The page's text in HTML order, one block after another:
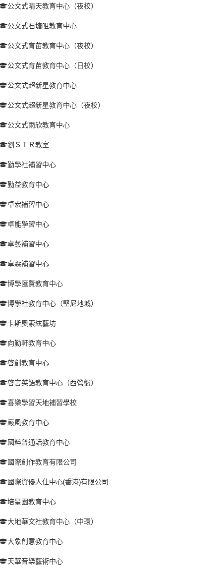
公文式晴天教育中心（夜校）
公文式石塘咀教育中心
公文式育苗教育中心（夜校）
公文式育苗教育中心（日校）
公文式超新星教育中心
公文式超新星教育中心（夜校）
公文式雨欣教育中心
劉ＳＩＲ教室
勤學社補習中心
勤益教育中心
卓宏補習中心
卓能學習中心
卓藝補習中心
卓霖補習中心
博學匯賢教育中心
博學社教育中心（堅尼地城）
卡斯奧索絃藝坊
向勤軒教育中心
啓創教育中心
啓言英語教育中心（西營盤）
喜樂學習天地補習學校
嚴風教育中心
國粹普通話教育中心
國際創作教育有限公司
國際資優人仕中心(香港)有限公司
培星園教育中心
大地華文社教育中心（中環）
大象創意教育中心
天華音樂藝術中心